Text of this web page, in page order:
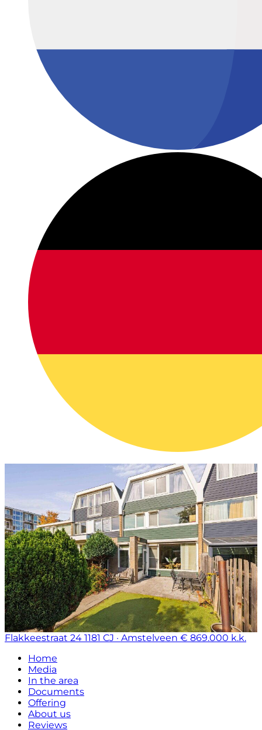
Flakkeestraat 24 1181 CJ · Amstelveen € 869.000 k.k.
Home
Media
In the area
Documents
Offering
About us
Reviews